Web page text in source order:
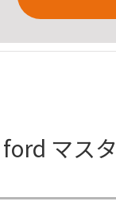
マス